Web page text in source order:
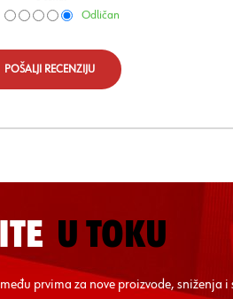
Odličan
POŠALJI RECENZIJU
U TOKU
prvima za nove proizvode, sniženja i